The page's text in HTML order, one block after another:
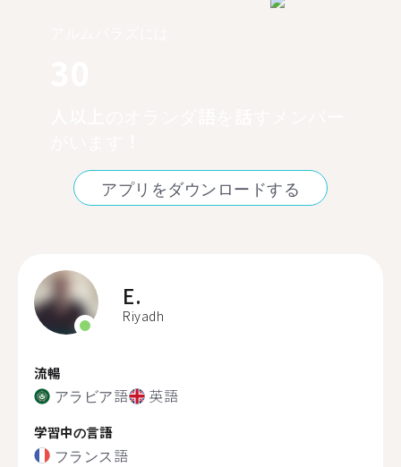
アプリをダウンロードする
E.
Riyadh
流暢
アラビア語 英語
学習中の言語
フランス語